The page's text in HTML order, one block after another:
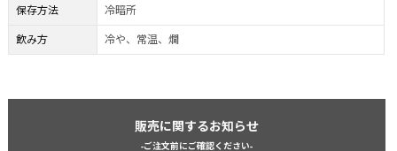
保存方法
冷暗所
飲み方
冷や、常温、燗
販売に関するお知らせ
-ご注文前にご確認ください-